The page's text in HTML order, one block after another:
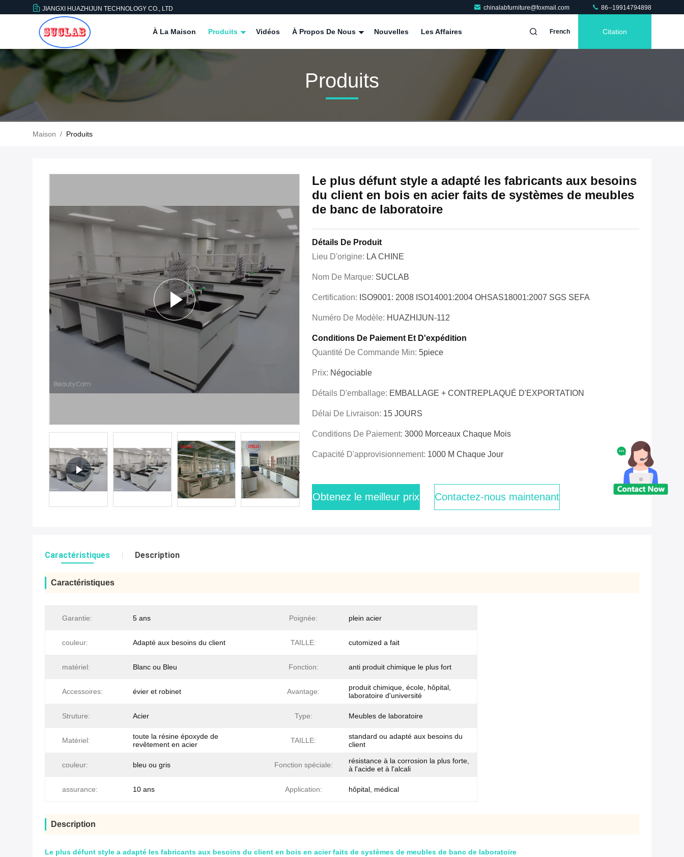
JIANGXI HUAZHIJUN TECHNOLOGY CO., LTD chinalabfurniture@foxmail.com 86--19914794898
À La Maison Produits Vidéos À Propos De Nous Nouvelles Les Affaires French Citation
Produits
Maison / Produits
Le plus défunt style a adapté les fabricants aux besoins
du client en bois en acier faits de systèmes de meubles
de banc de laboratoire
Détails De Produit
Lieu D'origine: LA CHINE
Nom De Marque: SUCLAB
Certification: ISO9001: 2008 ISO14001:2004 OHSAS18001:2007 SGS SEFA
Numéro De Modèle: HUAZHIJUN-112
Conditions De Paiement Et D'expédition
Quantité De Commande Min: 5piece
Prix: Négociable
Détails D'emballage: EMBALLAGE + CONTREPLAQUÉ D'EXPORTATION
Délai De Livraison: 15 JOURS
Conditions De Paiement: 3000 Morceaux Chaque Mois
Capacité D'approvisionnement: 1000 M Chaque Jour
Obtenez le meilleur prix Contactez-nous maintenant
Caractéristiques Description
Caractéristiques
Garantie: 5 ans Poignée: plein acier
couleur: Adapté aux besoins du client TAILLE: cutomized a fait
matériel: Blanc ou Bleu Fonction: anti produit chimique le plus fort
Accessoires: évier et robinet Avantage:
produit chimique, école, hôpital,
laboratoire d'université
Struture: Acier Type: Meubles de laboratoire
Matériel:
toute la résine époxyde de
revêtement en acier
TAILLE:
standard ou adapté aux besoins du
client
couleur: bleu ou gris Fonction spéciale:
résistance à la corrosion la plus forte,
à l'acide et à l'alcali
assurance: 10 ans Application: hôpital, médical
Description
Le plus défunt style a adapté les fabricants aux besoins du client en bois en acier faits de systèmes de meubles de banc de laboratoire